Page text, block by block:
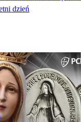
dzień